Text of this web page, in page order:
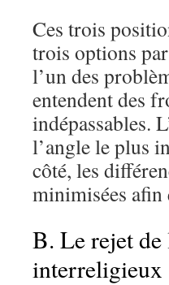
Ces trois
trois options
l’un des
entendent des
indépassables.
l’angle le plus
côté, les
minimisées
B. Le rejet de
interreligieux